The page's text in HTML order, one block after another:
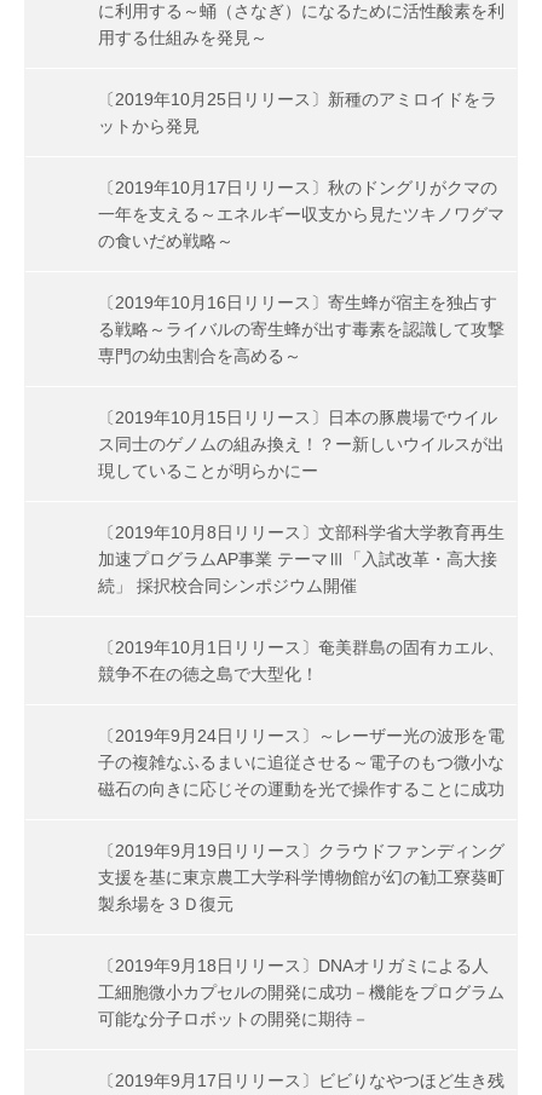
に利用する～蛹（さなぎ）になるために活性酸素を利
用する仕組みを発見～
〔2019年10月25日リリース〕新種のアミロイドをラ
ットから発見
〔2019年10月17日リリース〕秋のドングリがクマの
一年を支える～エネルギー収支から見たツキノワグマ
の食いだめ戦略～
〔2019年10月16日リリース〕寄生蜂が宿主を独占す
る戦略～ライバルの寄生蜂が出す毒素を認識して攻撃
専門の幼虫割合を高める～
〔2019年10月15日リリース〕日本の豚農場でウイル
ス同士のゲノムの組み換え！？ー新しいウイルスが出
現していることが明らかにー
〔2019年10月8日リリース〕文部科学省大学教育再生
加速プログラムAP事業 テーマⅢ「入試改革・高大接
続」 採択校合同シンポジウム開催
〔2019年10月1日リリース〕奄美群島の固有カエル、
競争不在の徳之島で大型化！
〔2019年9月24日リリース〕～レーザー光の波形を電
子の複雑なふるまいに追従させる～電子のもつ微小な
磁石の向きに応じその運動を光で操作することに成功
〔2019年9月19日リリース〕クラウドファンディング
支援を基に東京農工大学科学博物館が幻の勧工寮葵町
製糸場を３Ｄ復元
〔2019年9月18日リリース〕DNAオリガミによる人
工細胞微小カプセルの開発に成功－機能をプログラム
可能な分子ロボットの開発に期待－
〔2019年9月17日リリース〕ビビりなやつほど生き残